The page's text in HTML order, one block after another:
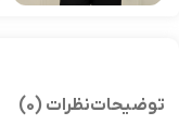
توضیحاتنظرات (0)